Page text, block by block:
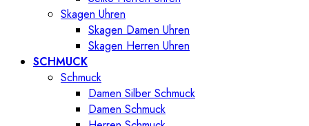
Skagen Uhren
Skagen Damen Uhren
Skagen Herren Uhren
SCHMUCK
Schmuck
Damen Silber Schmuck
Damen Schmuck